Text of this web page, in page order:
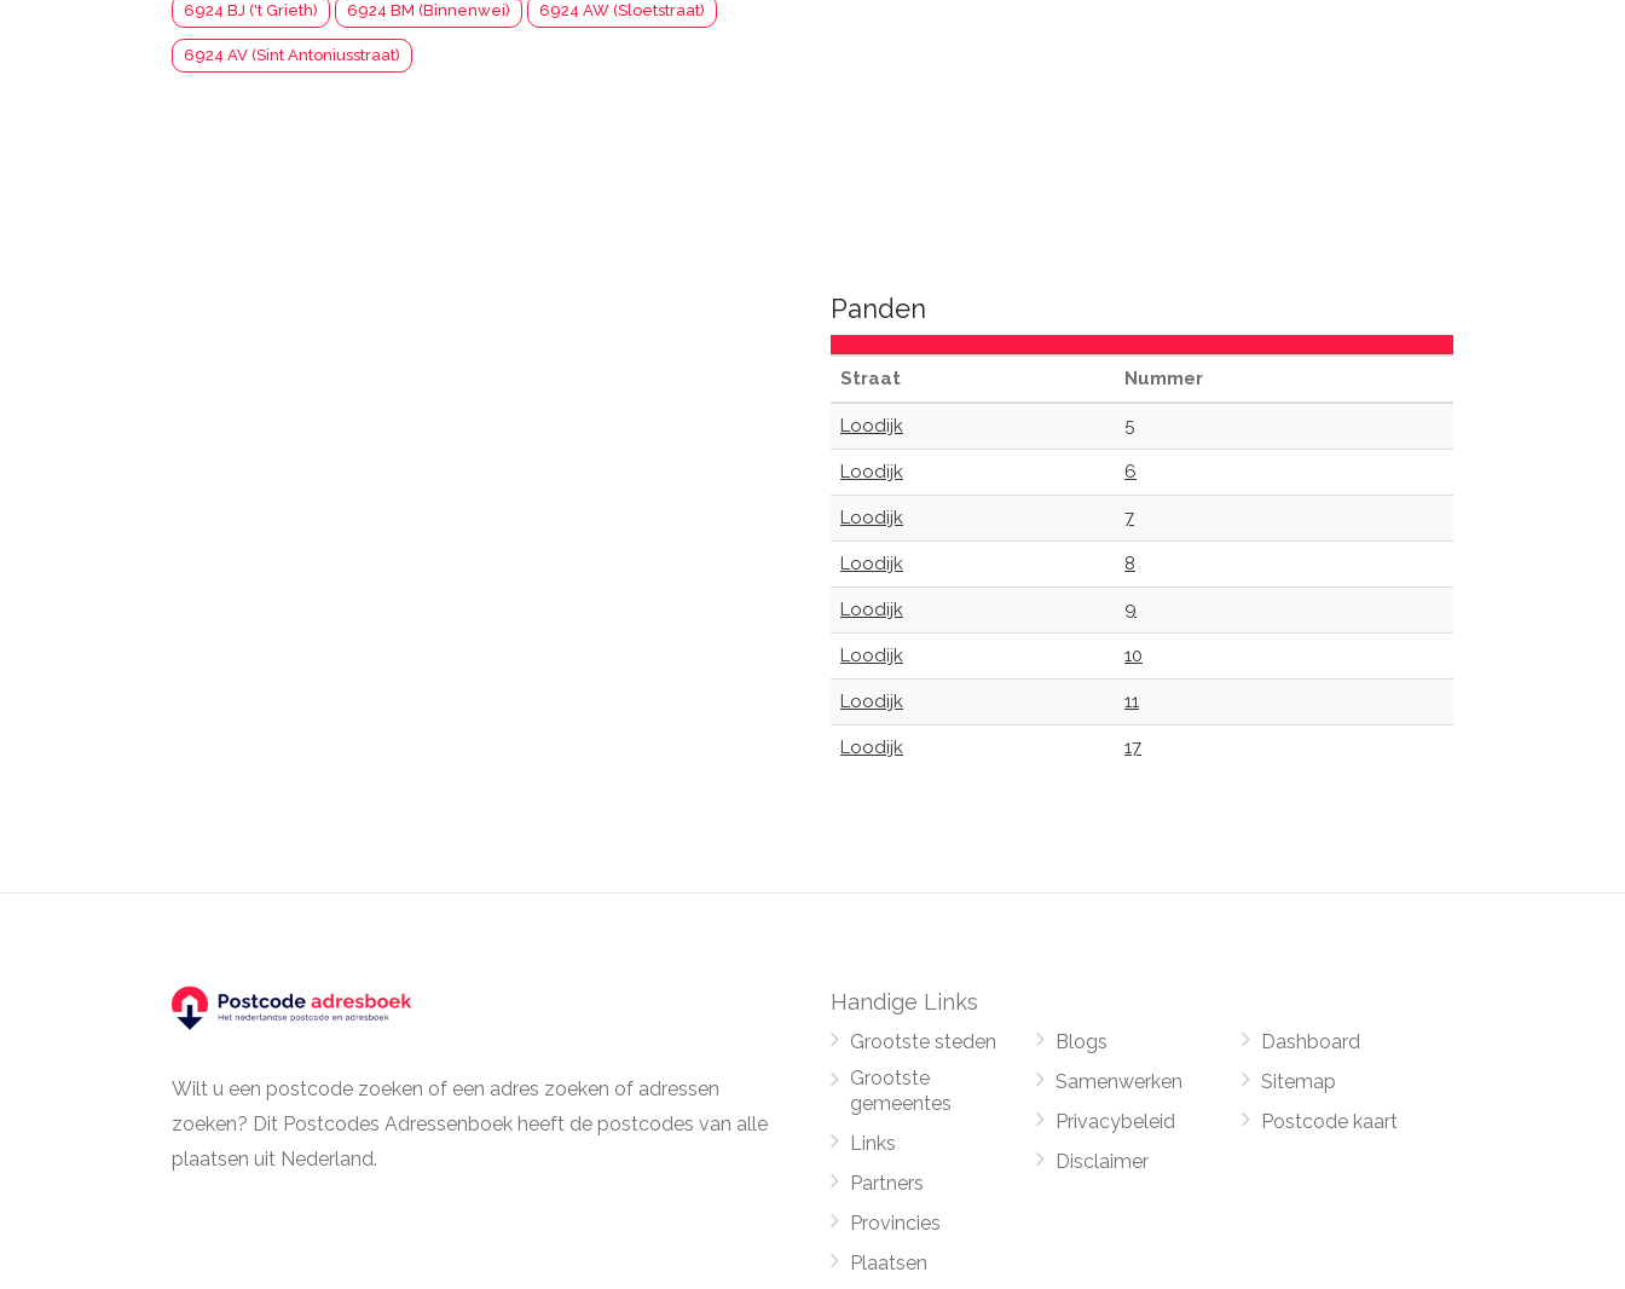
6924 BJ ('t Grieth) 6924 BM (Binnenwei) 6924 AW (Sloetstraat)
6924 AV (Sint Antoniusstraat)
Panden
Straat Nummer
Loodijk 5
Loodijk 6
Loodijk 7
Loodijk 8
Loodijk 9
Loodijk 10
Loodijk 11
Loodijk 17
Wilt u een postcode zoeken of een adres zoeken of adressen
zoeken? Dit Postcodes Adressenboek heeft de postcodes van alle
plaatsen uit Nederland.
Handige Links
Grootste steden
Grootste
gemeentes
Links
Partners
Provincies
Plaatsen
Blogs
Samenwerken
Privacybeleid
Disclaimer
Dashboard
Sitemap
Postcode kaart